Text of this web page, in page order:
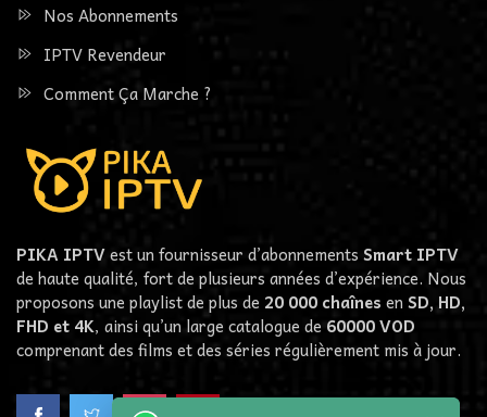
Nos Abonnements
IPTV Revendeur
Comment Ça Marche ?
PIKA IPTVest un fournisseur d’abonnements Smart IPTV
de haute qualité, fort de plusieurs années d’expérience. Nous
proposons une playlist de plus de 20 000 chaînes en SD, HD,
FHD et 4K, ainsi qu’un large catalogue de 60000VOD
comprenant des films et des séries régulièrement mis à jour.